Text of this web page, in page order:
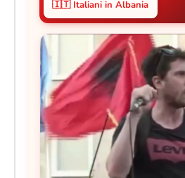
🇮🇹 Italiani in Albania